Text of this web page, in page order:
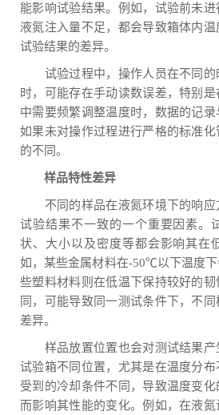
能影响试验结果。例如，试验前未
液氮注入量不足，都会导致箱体内
试验结果的差异。
试验过程中，操作人员在不同的
时，可能存在手动读数误差，特别
中需要频繁调整温度时，数据的记录
如果未对操作过程进行严格的标准
的不同。
样品特性差异
不同的样品在液氮环境下的响应
试验结果不一致的一个重要因素。
状、大小以及密度等都会影响其在
如，某些金属材料在-50℃以下温度
些塑料材料则在低温下保持较好的
同，可能导致同一测试条件下，不
差异。
样品放置位置也会对测试结果产
试验箱不同位置，尤其是在温度分
受到的冷却条件不同，导致温度变
而影响其性能的变化。例如，在液